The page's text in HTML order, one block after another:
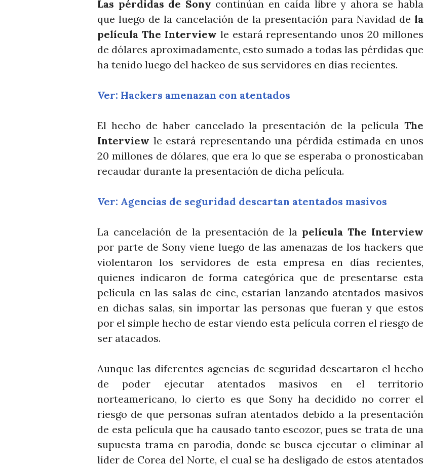
Las pérdidas de Sony continúan en caída libre y ahora se habla
que luego de la cancelación de la presentación para Navidad de la
película The Interview le estará representando unos 20 millones
de dólares aproximadamente, esto sumado a todas las pérdidas que
ha tenido luego del hackeo de sus servidores en días recientes.
Ver: Hackers amenazan con atentados
El hecho de haber cancelado la presentación de la película The
Interview le estará representando una pérdida estimada en unos
20 millones de dólares, que era lo que se esperaba o pronosticaban
recaudar durante la presentación de dicha película.
Ver: Agencias de seguridad descartan atentados masivos
La cancelación de la presentación de la película The Interview
por parte de Sony viene luego de las amenazas de los hackers que
violentaron los servidores de esta empresa en días recientes,
quienes indicaron de forma categórica que de presentarse esta
película en las salas de cine, estarían lanzando atentados masivos
en dichas salas, sin importar las personas que fueran y que estos
por el simple hecho de estar viendo esta película corren el riesgo de
ser atacados.
Aunque las diferentes agencias de seguridad descartaron el hecho
de poder ejecutar atentados masivos en el territorio
norteamericano, lo cierto es que Sony ha decidido no correr el
riesgo de que personas sufran atentados debido a la presentación
de esta película que ha causado tanto escozor, pues se trata de una
supuesta trama en parodia, donde se busca ejecutar o eliminar al
líder de Corea del Norte, el cual se ha desligado de estos atentados